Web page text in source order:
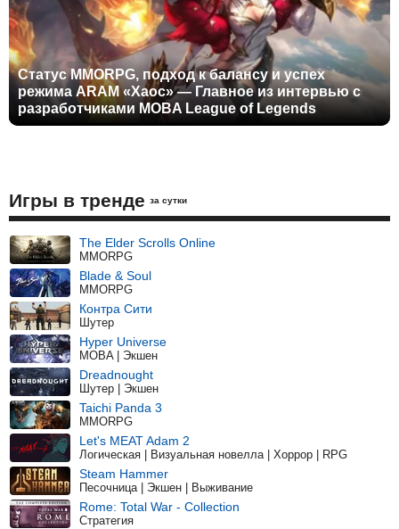
Статус MMORPG, подход к балансу и успех
режима ARAM «Хаос» — Главное из интервью с
разработчиками MOBA League of Legends
Игры в тренде за сутки
The Elder Scrolls Online
MMORPG
Blade & Soul
MMORPG
Контра Сити
Шутер
Hyper Universe
MOBA | Экшен
Dreadnought
Шутер | Экшен
Taichi Panda 3
MMORPG
Let's MEAT Adam 2
Логическая | Визуальная новелла | Хоррор | RPG
Steam Hammer
Песочница | Экшен | Выживание
Rome: Total War - Collection
Стратегия